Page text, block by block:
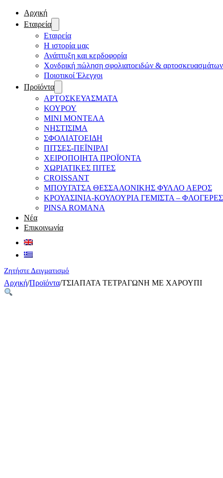
Αρχική
Εταιρεία
Εταιρεία
Η ιστορία μας
Ανάπτυξη και κερδοφορία
Χονδρική πώληση σφολιατοειδών & αρτοσκευασμάτων
Ποιοτικοί Έλεγχοι
Προϊόντα
ΑΡΤΟΣΚΕΥΑΣΜΑΤΑ
ΚΟΥΡΟΥ
ΜΙΝΙ ΜΟΝΤΕΛΑ
ΝΗΣΤΙΣΙΜΑ
ΣΦΟΛΙΑΤΟΕΙΔΗ
ΠΙΤΣΕΣ-ΠΕΪΝΙΡΛΙ
ΧΕΙΡΟΠΟΙΗΤΑ ΠΡΟΪΟΝΤΑ
ΧΩΡΙΑΤΙΚΕΣ ΠΙΤΕΣ
CROISSANT
ΜΠΟΥΓΑΤΣΑ ΘΕΣΣΑΛΟΝΙΚΗΣ ΦΥΛΛΟ ΑΕΡΟΣ
ΚΡΟΥΑΣΙΝΙΑ-ΚΟΥΛΟΥΡΙΑ ΓΕΜΙΣΤΑ – ΦΛΟΓΕΡΕΣ
PINSA ROMANA
Νέα
Επικοινωνία
Ζητήστε Δειγματισμό
Αρχική/Προϊόντα/ΤΣΙΑΠΑΤΑ ΤΕΤΡΑΓΩΝΗ ME ΧΑΡΟΥΠΙ